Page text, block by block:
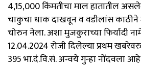
4,15,000₹ किंमतीचा माल हातातील
चाकुचा धाक दाखवून व वडीलांस
चोरुन नेला. अशा मुजकुराच्या फिर्यादी
12.04.2024 रोजी दिलेल्या प्रथम
395 भा.दं.वि.सं. अन्वये गुन्हा नोंदवला